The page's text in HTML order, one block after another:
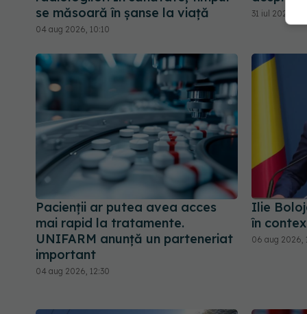
se măsoară în șanse la viață
04 aug 2026, 10:10
31 iul 2026,
Pacienții ar putea avea acces
mai rapid la tratamente.
UNIFARM anunță un parteneriat
important
04 aug 2026, 12:30
Ilie
în
06 aug 2026,